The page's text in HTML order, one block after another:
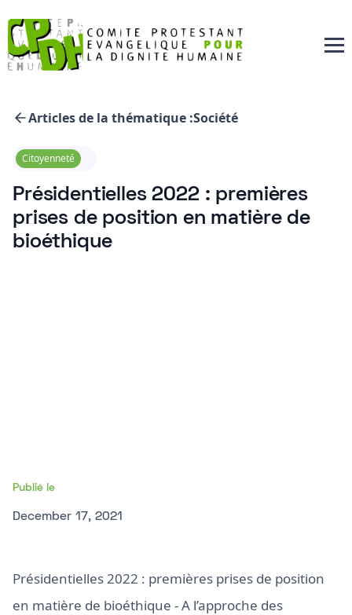
Articles de la thématique :Société
Citoyenneté
Présidentielles 2022 : premières
prises de position en matière de
bioéthique
Publié le
December 17, 2021
Présidentielles 2022 : premières prises de position
en matière de bioéthique - A l’approche des